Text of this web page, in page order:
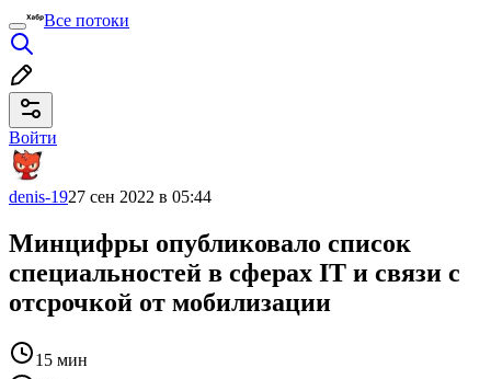
Все потоки
Войти
denis-1927 сен 2022 в 05:44
Минцифры опубликовало список
специальностей в сферах IT и связи с
отсрочкой от мобилизации
15 мин